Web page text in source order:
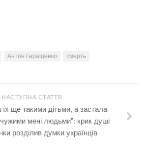
Антон Геращенко смерть
НАСТУПНА СТАТТЯ
ще такими дітьми, а застала
мені людьми”: кpик душі
розділив думки українців